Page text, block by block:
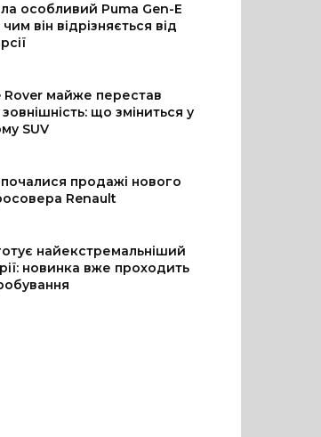
особливий Puma Gen-E
він відрізняється від
Rover майже перестав
що зміниться у
SUV
продажі нового
Renault
найекстремальніший
новинка вже проходить